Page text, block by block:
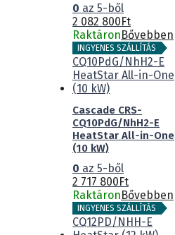
0 az 5-ből
2 082 800Ft
RaktáronBővebben
INGYENES SZÁLLÍTÁS
Cascade CRS-
CQ10PdG/NhH2-E
HeatStar All-in-One
(10 kW)
0 az 5-ből
2 717 800Ft
RaktáronBővebben
INGYENES SZÁLLÍTÁS